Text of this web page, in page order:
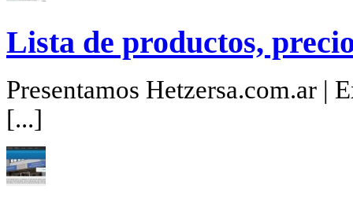
Lista de productos,
Presentamos Hetzersa.com.ar |
[...]